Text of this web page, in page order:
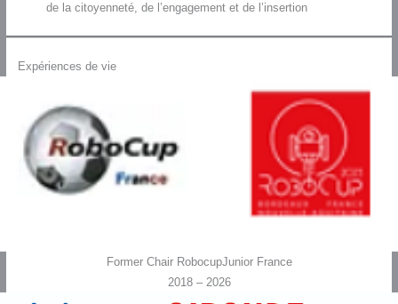
de la citoyenneté, de l’engagement et de l’insertion
Expériences de vie
Former Chair RobocupJunior France
2018 – 2026